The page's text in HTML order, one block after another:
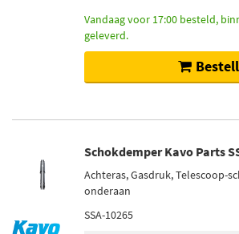
Vandaag voor 17:00 besteld,
geleverd.
Schokdemper Kavo Parts
Achteras, Gasdruk, Telescoop-
onderaan
SSA-10265